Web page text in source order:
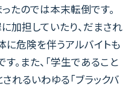
たのでは本末転倒です。
加担していたり、だまされ
に危険を伴うアルバイトも
。また、「学生であること
れるいわゆる「ブラックバ